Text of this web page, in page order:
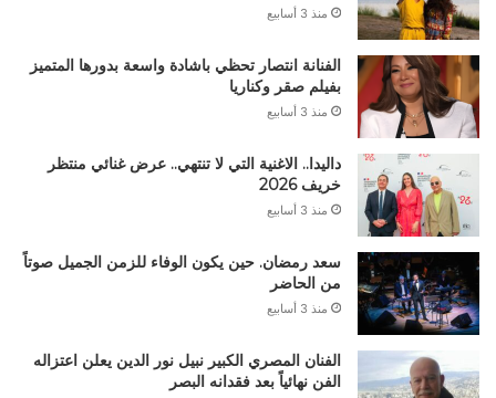
منذ 3 أسابيع
الفنانة انتصار تحظي باشادة واسعة بدورها المتميز
بفيلم صقر وكناريا
منذ 3 أسابيع
داليدا.. الاغنية التي لا تنتهي.. عرض غنائي منتظر
خريف 2026
منذ 3 أسابيع
سعد رمضان. حين يكون الوفاء للزمن الجميل صوتاً
من الحاضر
منذ 3 أسابيع
الفنان المصري الكبير نبيل نور الدين يعلن اعتزاله
الفن نهائياً بعد فقدانه البصر